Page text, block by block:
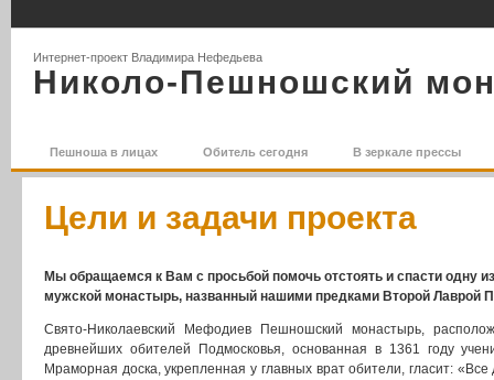
Интернет-проект Владимира Нефедьева
Николо-Пешношский
Пешноша в лицах Обитель сегодня В зеркале прессы
Цели и задачи проекта
Мы обращаемся к Вам с просьбой помочь отстоять и спасти одну
мужской монастырь, названный нашими предками Второй Лаврой
Свято-Николаевский Мефодиев Пешношский монастырь,
древнейших обителей Подмосковья, основанная в 1361 году
Мраморная доска, укрепленная у главных врат обители, гласит: